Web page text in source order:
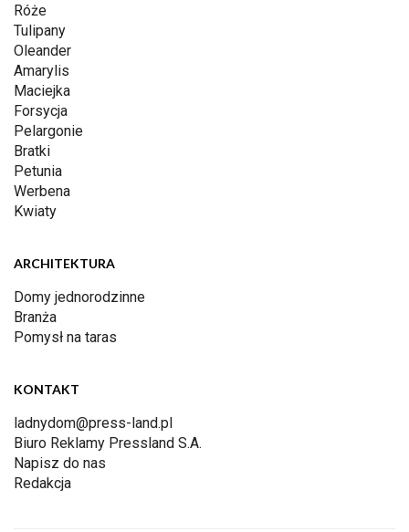
Róże
Tulipany
Oleander
Amarylis
Maciejka
Forsycja
Pelargonie
Bratki
Petunia
Werbena
Kwiaty
ARCHITEKTURA
Domy jednorodzinne
Branża
Pomysł na taras
KONTAKT
ladnydom@press-land.pl
Biuro Reklamy Pressland S.A.
Napisz do nas
Redakcja